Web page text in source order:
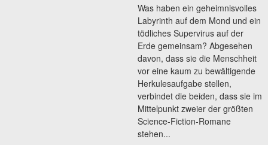
Was haben ein geheimnisvolles
Labyrinth auf dem Mond und ein
tödliches Supervirus auf der
Erde gemeinsam? Abgesehen
davon, dass sie die Menschheit
vor eine kaum zu bewältigende
Herkulesaufgabe stellen,
verbindet die beiden, dass sie im
Mittelpunkt zweier der größten
Science-Fiction-Romane
stehen...